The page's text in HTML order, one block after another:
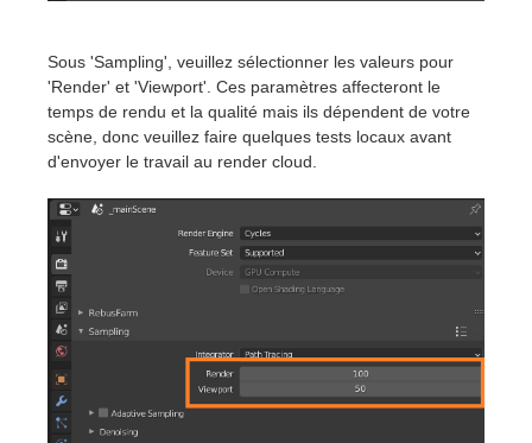
RhinoSous 'Sampling', veuillez sélectionner les valeurs pour
'Render' et 'Viewport'. Ces paramètres affecteront le
temps de rendu et la qualité mais ils dépendent de votre
scène, donc veuillez faire quelques tests locaux avant
d'envoyer le travail au render cloud.